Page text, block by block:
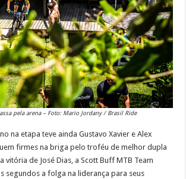
pela arena – Foto: Mario Jordany / Brasil Ride
na etapa teve ainda Gustavo Xavier e Alex
firmes na briga pelo troféu de melhor dupla
vitória de José Dias, a Scott Buff MTB Team
segundos a folga na liderança para seus